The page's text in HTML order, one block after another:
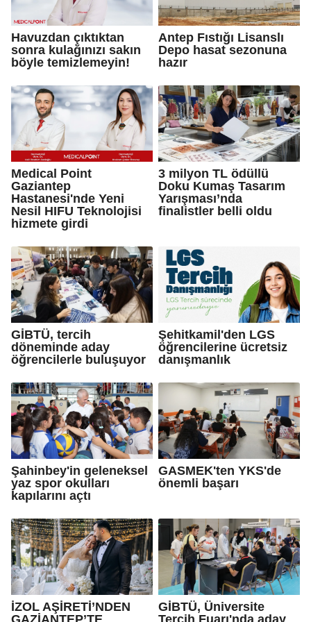
Havuzdan çıktıktan
sonra kulağınızı sakın
böyle temizlemeyin!
Antep Fıstığı Lisanslı
Depo hasat sezonuna
hazır
Medical Point
Gaziantep
Hastanesi'nde Yeni
Nesil HIFU Teknolojisi
hizmete girdi
3 milyon TL ödüllü
Doku Kumaş Tasarım
Yarışması’nda
finalistler belli oldu
GİBTÜ, tercih
döneminde aday
öğrencilerle buluşuyor
Şehitkamil'den LGS
öğrencilerine ücretsiz
danışmanlık
Şahinbey'in geleneksel
yaz spor okulları
kapılarını açtı
GASMEK'ten YKS'de
önemli başarı
İZOL AŞİRETİ’NDEN
GAZİANTEP’TE
GİBTÜ, Üniversite
Tercih Fuarı'nda aday